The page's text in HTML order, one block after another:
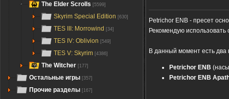
The Elder Scrolls [5599]
Skyrim Special Edition [630]
TES III: Morrowind [34]
TES IV: Oblivion [549]
TES V: Skyrim [4386]
The Witcher [177]
Остальные игры [357]
Прочие разделы [167]
Petrichor ENB - пресет
Рекомендую использовать
В данный момент есть два
Petrichor ENB
Petrichor ENB